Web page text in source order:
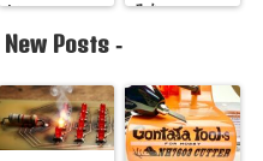
い
みた。
New Posts -